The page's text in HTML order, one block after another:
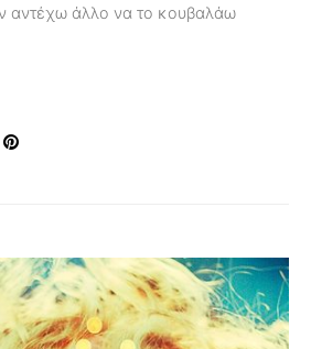
αντέχω άλλο να το κουβαλάω